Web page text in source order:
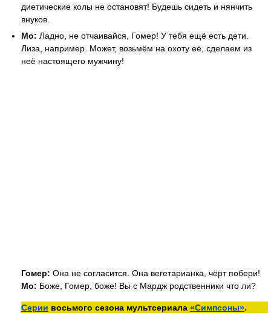
диетические колы не остановят! Будешь сидеть и нянчить
внуков.
Мо: Ладно, не отчаивайся, Гомер! У тебя ещё есть дети.
Лиза, например. Может, возьмём на охоту её, сделаем из
неё настоящего мужчину!
Гомер: Она не согласится. Она вегетарианка, чёрт побери!
Мо: Боже, Гомер, боже! Вы с Мардж родственники что ли?
Серии восьмого сезона мультсериала «Симпсоны».